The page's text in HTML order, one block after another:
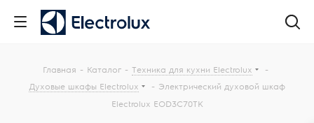
Главная - Каталог - Техника для кухни Electrolux
-
Духовые шкафы Electrolux
- Электрический духовой шкаф
Electrolux EOD3C70TK